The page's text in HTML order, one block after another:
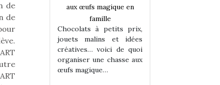
de
de
en
prix,
et idées
de quoi
chasse aux
aux œufs magique en
famille
Chocolats à petits prix,
jouets malins et idées
créatives… voici de quoi
organiser une chasse aux
œufs magique…